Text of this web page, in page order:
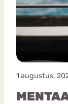
1 augustus,